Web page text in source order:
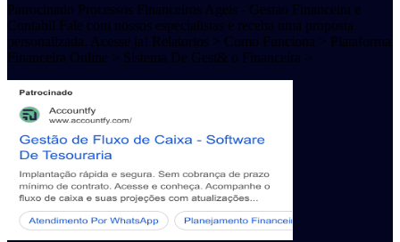
Patrocinado Processos Financeiros Ageis - Gestao Financeira e
Contabil Fale com nossos especialistas e receba uma proposta
personalizada. Acesse ja! Relatorios > Como Funciona > Plataforma
Financeira Online > Sistema De Gest& o Financeira >